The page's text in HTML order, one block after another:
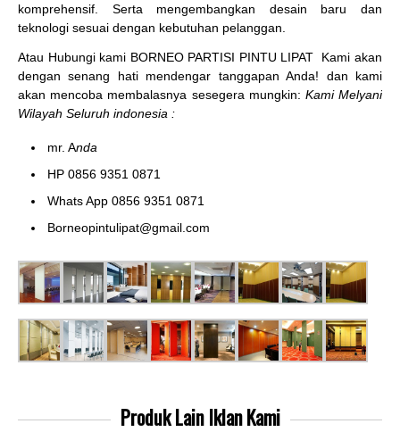
komprehensif. Serta mengembangkan desain baru dan
teknologi sesuai dengan kebutuhan pelanggan.
Atau Hubungi kami BORNEO PARTISI PINTU LIPAT
Kami akan
dengan senang hati mendengar tanggapan Anda! dan kami
akan mencoba membalasnya sesegera mungkin: Kami Melyani
Wilayah Seluruh indonesia :
mr. Anda
HP 0856 9351 0871
Whats App 0856 9351 0871
Borneopintulipat@gmail.com
Produk LainIklan Kami